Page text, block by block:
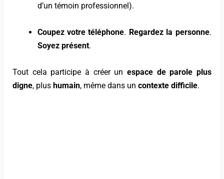
d’un témoin professionnel).
Coupez votre téléphone. Regardez la personne.
Soyez présent.
Tout cela participe à créer un espace de parole plus
digne, plus humain, même dans uncontexte difficile.